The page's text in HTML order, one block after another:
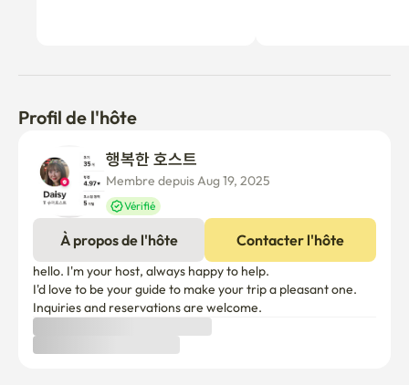
Veuillez enlever vos chaussures sur le porche avant et les
utiliser à l'intérieur du logement.
✅ Les baskets ne sont pas jetables, alors s'il vous plaît ne
les portez qu'à l'intérieur. Restez à l'intérieur !
✅ Il n'est pas possible de cuisiner à l'intérieur des
aliments odorants ou huileux.
Assurez-vous de le laver après une cuisson simple en F.
Profil de l'hôte
Membre depuis Aug 19, 2025
Vérifié
À propos de l'hôte Contacter l'hôte
hello. I'm your host, always happy to help.
I'd love to be your guide to make your trip a pleasant one.
Inquiries and reservations are welcome.